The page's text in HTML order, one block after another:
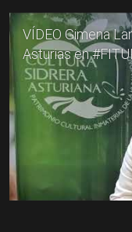
VÍDEO Gimena
Asturias en